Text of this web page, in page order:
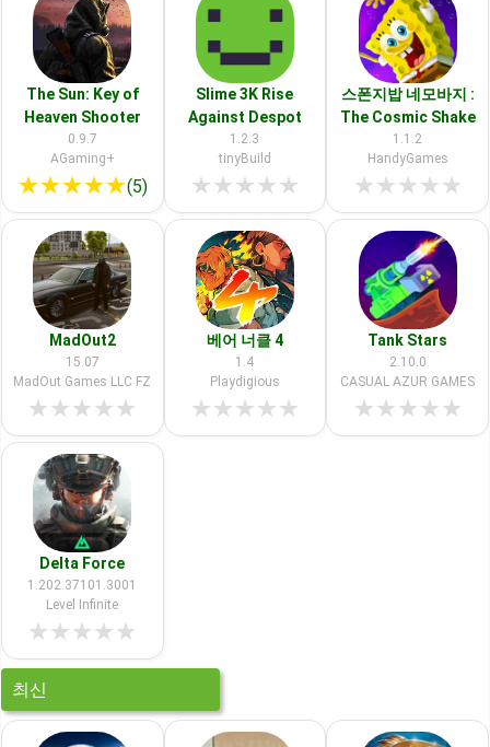
The Sun: Key of
Heaven Shooter
0.9.7
AGaming+
★★★★★(5)
Slime 3K Rise
Against Despot
1.2.3
tinyBuild
★★★★★
스폰지밥 네모바지 :
The Cosmic Shake
1.1.2
HandyGames
★★★★★
MadOut2
15.07
MadOut Games LLC FZ
★★★★★
베어 너클 4
1.4
Playdigious
★★★★★
Tank Stars
2.10.0
CASUAL AZUR GAMES
★★★★★
Delta Force
1.202.37101.3001
Level Infinite
★★★★★
최신